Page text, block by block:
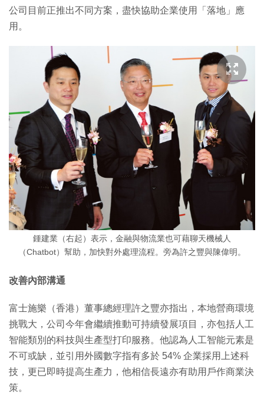
公司目前正推出不同方案，盡快協助企業使用「落地」應
用。
鍾建業（右起）表示，金融與物流業也可藉聊天機械人
（Chatbot）幫助，加快對外處理流程。旁為許之豐與陳偉明。
改善內部溝通
富士施樂（香港）董事總經理許之豐亦指出，本地營商環境
挑戰大，公司今年會繼續推動可持續發展項目，亦包括人工
智能類別的科技與生產型打印服務。他認為人工智能元素是
不可或缺，並引用外國數字指有多於 54% 企業採用上述科
技，更已即時提高生產力，他相信長遠亦有助用戶作商業決
策。